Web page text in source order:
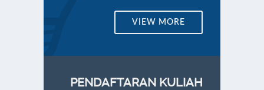
VIEW MORE
PENDAFTARAN KULIAH